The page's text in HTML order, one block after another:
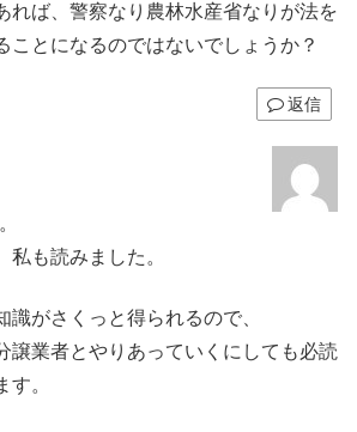
れば、警察なり農林水産省なりが法を
ことになるのではないでしょうか？
返信
私も読みました。
識がさくっと得られるので、
譲業者とやりあっていくにしても必読
。